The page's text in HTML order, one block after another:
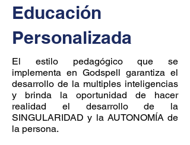
Educación
Personalizada
El estilo pedagógico que se
implementa en Godspell garantiza el
desarrollo de la multiples inteligencias
y brinda la oportunidad de hacer
realidad el desarrollo de la
SINGULARIDAD y la AUTONOMÍA de
la persona.